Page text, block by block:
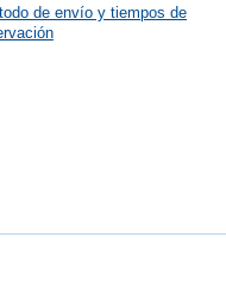
de envío y tiempos de